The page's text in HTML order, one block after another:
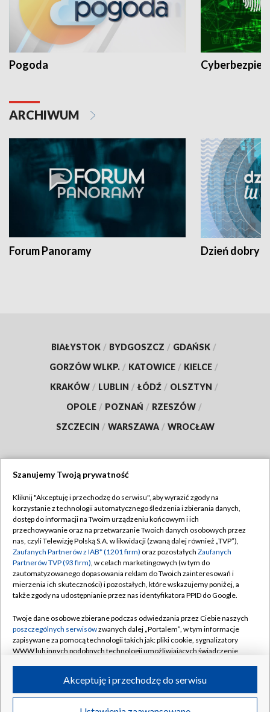
Pogoda
ARCHIWUM
Forum Panoramy Dzień dobry
BIAŁYSTOK / BYDGOSZCZ / GDAŃSK /
GORZÓW WLKP. / KATOWICE / KIELCE /
KRAKÓW / LUBLIN / ŁÓDŹ / OLSZTYN /
OPOLE / POZNAŃ / RZESZÓW /
SZCZECIN / WARSZAWA / WROCŁAW
TVP
Abonament TVP
Emisja w TVP
Centrum informacji TVP
Naziemna Telewizja Cyfrowa
Rada Programowa
System NOS
Informacje o nadawcy
Program dla prasy
Regulamin TVP
Polityka prywatności
Moje zgody
Pomoc
Kontakt
Kanały
©2026 Telewizja Polska S.A. w likwidacji
Szanujemy Twoją prywatność
Kliknij "Akceptuję i przechodzę do serwisu", aby wyrazić zgody na
korzystanie z technologii automatycznego śledzenia i zbierania danych,
dostęp do informacji na Twoim urządzeniu końcowym i ich
przechowywanie oraz na przetwarzanie Twoich danych osobowych przez
nas, czyli Telewizję Polską S.A. w likwidacji (zwaną dalej również „TVP”),
Zaufanych Partnerów z IAB* (1201 firm) oraz pozostałych Zaufanych
Partnerów TVP (93 firm), w celach marketingowych (w tym do
zautomatyzowanego dopasowania reklam do Twoich zainteresowań i
mierzenia ich skuteczności) i pozostałych, które wskazujemy poniżej, a
także zgody na udostępnianie przez nas identyfikatora PPID do Google.
Twoje dane osobowe zbierane podczas odwiedzania przez Ciebie naszych
poszczególnych serwisówzwanych dalej „Portalem”, w tym informacje
zapisywane za pomocą technologii takich jak: pliki cookie, sygnalizatory
WWW lub innych podobnych technologii umożliwiających świadczenie
ruchu w Internecie.
Twoje dane osobowe zbierane podczas odwiedzania przez Ciebie
Akceptuję i przechodzę do serwisu